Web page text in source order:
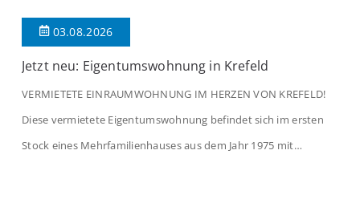
03.08.2026
Jetzt neu: Eigentumswohnung in Krefeld
VERMIETETE EINRAUMWOHNUNG IM HERZEN VON KREFELD!
Diese vermietete Eigentumswohnung befindet sich im ersten
Stock eines Mehrfamilienhauses aus dem Jahr 1975 mit